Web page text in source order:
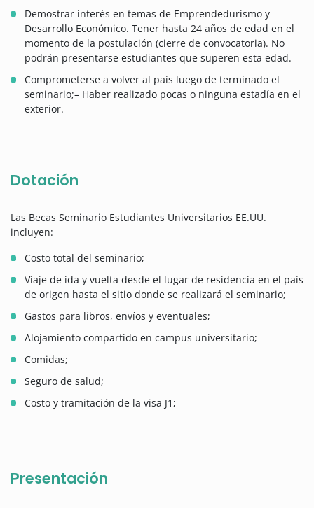
Demostrar interés en temas de Emprendedurismo y
Desarrollo Económico. Tener hasta 24 años de edad en el
momento de la postulación (cierre de convocatoria). No
podrán presentarse estudiantes que superen esta edad.
Comprometerse a volver al país luego de terminado el
seminario;– Haber realizado pocas o ninguna estadía en el
exterior.
Dotación
Las Becas Seminario Estudiantes Universitarios EE.UU.
incluyen:
Costo total del seminario;
Viaje de ida y vuelta desde el lugar de residencia en el país
de origen hasta el sitio donde se realizará el seminario;
Gastos para libros, envíos y eventuales;
Alojamiento compartido en campus universitario;
Comidas;
Seguro de salud;
Costo y tramitación de la visa J1;
Presentación